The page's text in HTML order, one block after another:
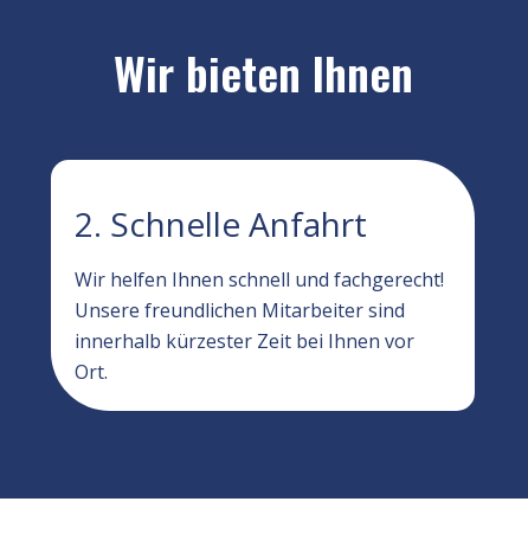
Wir bieten Ihnen
2. Schnelle Anfahrt
Wir helfen Ihnen schnell und fachgerecht!
Unsere freundlichen Mitarbeiter sind
innerhalb kürzester Zeit bei Ihnen vor
Ort.